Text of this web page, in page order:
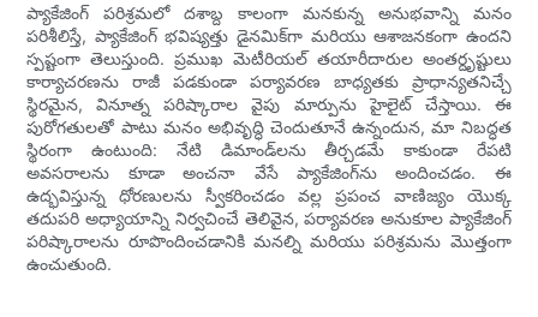
ప్యాకేజింగ్ పరిశ్రమలో దశాబ్ద కాలంగా మనకున్న అనుభవాన్ని మనం
పరిశీలిస్తే, ప్యాకేజింగ్ భవిష్యత్తు డైనమిక్‌గా మరియు ఆశాజనకంగా ఉందని
స్పష్టంగా తెలుస్తుంది. ప్రముఖ మెటీరియల్ తయారీదారుల అంతర్దృష్టులు
కార్యాచరణను రాజీ పడకుండా పర్యావరణ బాధ్యతకు ప్రాధాన్యతనిచ్చే
స్థిరమైన, వినూత్న పరిష్కారాల వైపు మార్పును హైలైట్ చేస్తాయి. ఈ
పురోగతులతో పాటు మనం అభివృద్ధి చెందుతూనే ఉన్నందున, మా నిబద్ధత
స్థిరంగా ఉంటుంది: నేటి డిమాండ్‌లను తీర్చడమే కాకుండా రేపటి
అవసరాలను కూడా అంచనా వేసే ప్యాకేజింగ్‌ను అందించడం. ఈ
ఉద్భవిస్తున్న ధోరణులను స్వీకరించడం వల్ల ప్రపంచ వాణిజ్యం యొక్క
తదుపరి అధ్యాయాన్ని నిర్వచించే తెలివైన, పర్యావరణ అనుకూల ప్యాకేజింగ్
పరిష్కారాలను రూపొందించడానికి మనల్ని మరియు పరిశ్రమను మొత్తంగా
ఉంచుతుంది.